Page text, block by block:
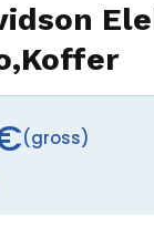
(gross)